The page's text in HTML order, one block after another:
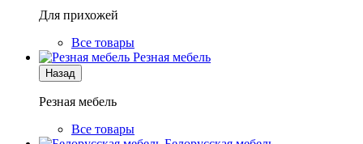
Для прихожей
Все товары
Резная мебель
Назад
Резная мебель
Все товары